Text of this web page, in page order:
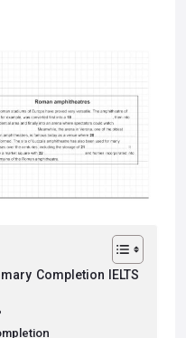
Completion IELTS